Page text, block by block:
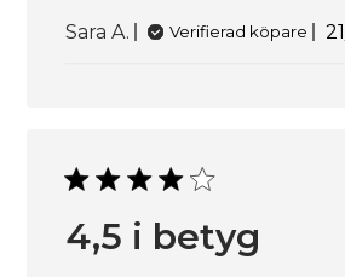
Sara A.
Verifierad köpare
4,5 i betyg